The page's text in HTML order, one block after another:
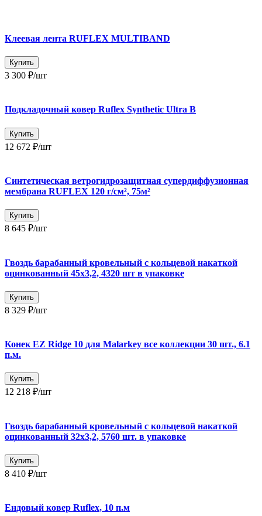
Клеевая лента RUFLEX MULTIBAND
Купить
3 300 ₽/шт
Подкладочный ковер Ruflex Synthetic Ultra B
Купить
12 672 ₽/шт
Синтетическая ветрогидрозащитная супердиффузионная
мембрана RUFLEX 120 г/см², 75м²
Купить
8 645 ₽/шт
Гвоздь барабанный кровельный с кольцевой накаткой
оцинкованный 45х3,2, 4320 шт в упаковке
Купить
8 329 ₽/шт
Конек EZ Ridge 10 для Malarkey все коллекции 30 шт., 6.1
п.м.
Купить
12 218 ₽/шт
Гвоздь барабанный кровельный с кольцевой накаткой
оцинкованный 32х3,2, 5760 шт. в упаковке
Купить
8 410 ₽/шт
Ендовый ковер Ruflex, 10 п.м